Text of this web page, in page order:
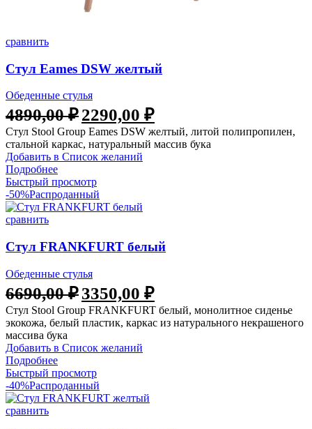
сравнить
Стул Eames DSW желтый
Обеденные стулья
4890,00₽ Первоначальная
цена
составляла
4890,00 ₽.
2290,00 ₽Текущая
цена:
2290,00 ₽.
Стул Stool Group Eames DSW желтый, литой полипропилен,
стальной каркас, натуральный массив бука
Добавить в Список желаний
Подробнее
Быстрый просмотр
-50%Распроданный
сравнить
Стул FRANKFURT белый
Обеденные стулья
6690,00₽ Первоначальная
цена
составляла
6690,00 ₽.
3350,00 ₽Текущая
цена:
3350,00 ₽.
Стул Stool Group FRANKFURT белый, монолитное сиденье
экокожа, белый пластик, каркас из натурального некрашеного
массива бука
Добавить в Список желаний
Подробнее
Быстрый просмотр
-40%Распроданный
сравнить